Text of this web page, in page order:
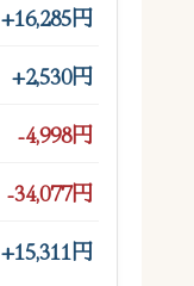
+16,285円
+2,530円
-4,998円
-34,077円
+15,311円